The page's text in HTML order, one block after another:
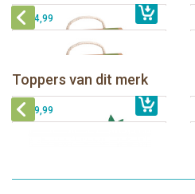
€ 14,99
Toppers van dit merk
Sophie de giraf Rollin' speelrol IEUF
€ 26,99
Sophie de giraf Activity Wheel
€ 39,99